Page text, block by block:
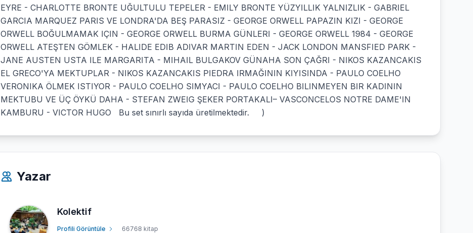
EYRE - CHARLOTTE BRONTE UĞULTULU TEPELER - EMILY BRONTE YÜZYILLIK YALNIZLIK - GABRIEL
GARCIA MARQUEZ PARIS VE LONDRA'DA BEŞ PARASIZ - GEORGE ORWELL PAPAZIN KIZI - GEORGE
ORWELL BOĞULMAMAK IÇIN - GEORGE ORWELL BURMA GÜNLERI - GEORGE ORWELL 1984 - GEORGE
ORWELL ATEŞTEN GÖMLEK - HALIDE EDIB ADIVAR MARTIN EDEN - JACK LONDON MANSFIED PARK -
JANE AUSTEN USTA ILE MARGARITA - MIHAIL BULGAKOV GÜNAHA SON ÇAĞRI - NIKOS KAZANCAKIS
EL GRECO'YA MEKTUPLAR - NIKOS KAZANCAKIS PIEDRA IRMAĞININ KIYISINDA - PAULO COELHO
VERONIKA ÖLMEK ISTIYOR - PAULO COELHO SIMYACI - PAULO COELHO BILINMEYEN BIR KADININ
MEKTUBU VE ÜÇ ÖYKÜ DAHA - STEFAN ZWEIG ŞEKER PORTAKALI– VASCONCELOS NOTRE DAME'IN
KAMBURU - VICTOR HUGO Bu set sınırlı sayıda üretilmektedir. )
Yazar
Kolektif
Profili Görüntüle 66768 kitap